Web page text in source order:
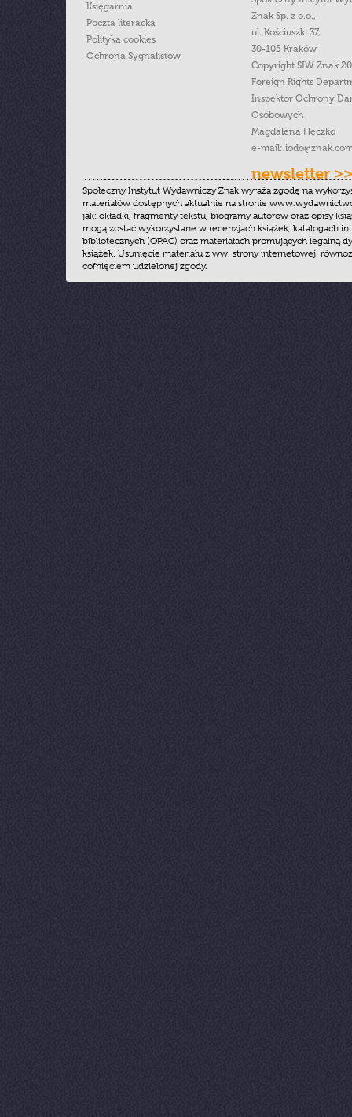
Księgarnia
Poczta literacka
Polityka cookies
Ochrona Sygnalistow
Znak Sp. z o.o.,
ul. Kościuszki 37,
30-105 Kraków
Copyright SIW Znak
Foreign Rights
Inspektor Ochrony
Osobowych
Magdalena Heczko
e-mail:
newsletter >>
Społeczny Instytut Wydawniczy Znak wyraża zgodę na
materiałów dostępnych aktualnie na stronie
jak: okładki, fragmenty tekstu, biogramy autorów oraz opisy
mogą zostać wykorzystane w recenzjach książek, katalogach
bibliotecznych (OPAC) oraz materiałach promujących legalną
książek. Usunięcie materiału z ww. strony internetowej,
cofnięciem udzielonej zgody.